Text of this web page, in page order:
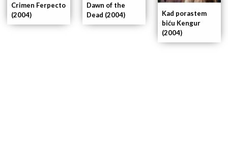
Kad porastem
biću Kengur
(2004)
Dawn of the
Dead (2004)
Crimen Ferpecto
(2004)